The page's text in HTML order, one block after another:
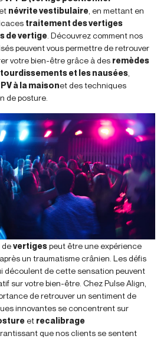
névrite vestibulaire , en mettant en
traitement des vertiges
de vertige . Découvrez comment nos
peuvent vous permettre de retrouver
votre bien-être grâce à des remèdes
et les nausées
à la maisonet des techniques
de posture.
devertigespeut être une expérience
un traumatisme crânien. Les défis
découlent de cette sensation peuvent
sur votre bien-être. Chez Pulse Align,
de retrouver un sentiment de
innovantes se concentrent sur
et recalibrage
que nos clients se sentent